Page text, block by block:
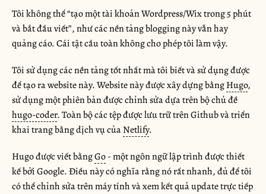
Tôi không thể “tạo một tài khoản Wordpress/Wix trong 5 phút
và bắt đầu viết”, như các nền tảng blogging này vẫn hay
quảng cáo. Cái tật cầu toàn không cho phép tôi làm vậy.
Tôi sử dụng các nền tảng tốt nhất mà tôi biết và sử dụng được
để tạo ra website này. Website này được xây dựng bằngHugo,
sử dụng một phiên bản được chỉnh sửa dựa trên bộ chủ đề
hugo-coder. Toàn bộ các tệp được lưu trữ trên Github và triển
khai trang bằng dịch vụ củaNetlify.
Hugo được viết bằngGo- một ngôn ngữ lập trình được thiết
kế bởi Google. Điều này có nghĩa rằng nó rất nhanh, đủ để tôi
có thể chỉnh sửa trên máy tính và xem kết quả update trực tiếp